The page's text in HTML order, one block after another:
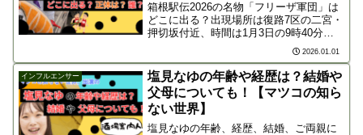
箱根駅伝2026の名物「フリーザ軍団」は
どこに出る？出現場所は復路7区の二宮・
押切坂付近、時間は1月3日の9時40分前
後が狙い目です！気になる正体は地元の
同級生？「良識ある悪の軍団」の掟や、
テレビ中継で映るコツまで徹底解説しま
す。
2026.01.01
インフルエンサー
塩見なゆの年齢や経歴は？結婚や
父母についても！【マツコの知ら
ない世界】
塩見なゆの年齢、経歴、結婚、ご両親に